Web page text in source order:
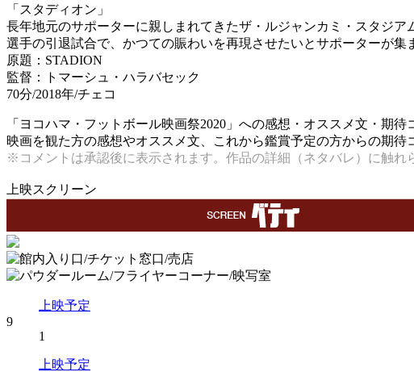
「スタディオン」
長年地元のサポーターに親しまれてきたザ・ルジャンカミ・スタジ
選手の引退試合で、かつての賑わいを再現させたいとサポーターが集
原題：STADION
監督：トマーシュ・ハラバセック
70分/2018年/チェコ
「ヨコハマ・フットボール映画祭2020」への感想・オススメ文・期待
映画を観た方の感想やオススメ文、これから鑑賞予定の方からの期待
※コメントは承認後に表示されます。作品の詳細（ネタバレ）に触れ
上映スクリーン
上映予定
9
1
上映予定